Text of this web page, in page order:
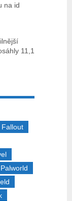
na id
11,1
Fallout
Palworld